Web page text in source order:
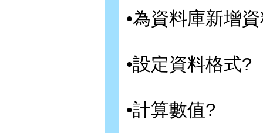
•為資料庫新增
•設定資料格式?
•計算數值?